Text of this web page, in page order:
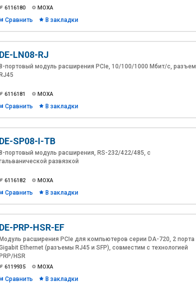
6116180 MOXA
Сравнить В закладки
DE-LN08-RJ
портовый модуль расширения PCIe, 10/100/1000 Мбит/с, разъем
RJ45
6116181 MOXA
Сравнить В закладки
DE-SP08-I-TB
портовый модуль расширения, RS-232/422/485, с
развязкой
6116182 MOXA
Сравнить В закладки
DE-PRP-HSR-EF
Модуль расширения PCIe для компьютеров серии DA-720, 2 порта
Ethernet (разъемы RJ45 и SFP), совместим с технологией
PRP/HSR
6119935 MOXA
Сравнить В закладки